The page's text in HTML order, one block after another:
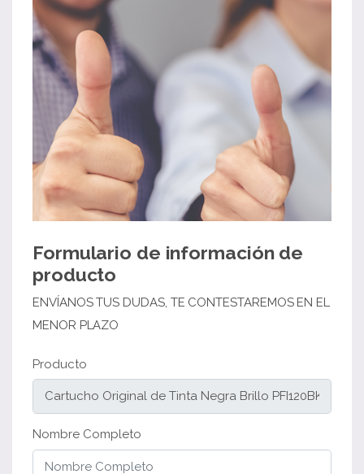
Formulario de información de
producto
ENVÍANOS TUS DUDAS, TE CONTESTAREMOS EN EL
MENOR PLAZO
Producto
Nombre Completo